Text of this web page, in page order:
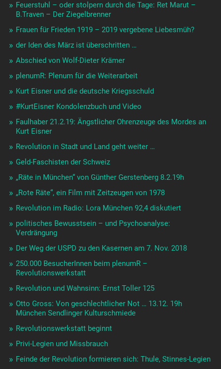
Feuerstuhl – oder stolpern durch die Tage: Ret Marut –
B.Traven – Der Ziegelbrenner
Frauen für Frieden 1919 – 2019 vergebene Liebesmüh?
der Iden des März ist überschritten …
Abschied von Wolf-Dieter Krämer
plenumR: Plenum für die Weiterarbeit
Kurt Eisner und die deutsche Kriegsschuld
#KurtEisner Kondolenzbuch und Video
Faulhaber 21.2.19: Ängstlicher Ohrenzeuge des Mordes an
Kurt Eisner
Revolution in Stadt und Land geht weiter …
Geld-Faschisten der Schweiz
„Räte in München“ von Günther Gerstenberg 8.2.19h
„Rote Räte“, ein Film mit Zeitzeugen von 1978
Revolution im Radio: Lora München 92,4 diskutiert
politisches Bewusstsein – und Psychoanalyse:
Verdrängung
Der Weg der USPD zu den Kasernen am 7. Nov. 2018
250.000 BesucherInnen beim plenumR –
Revolutionswerkstatt
Revolution und Wahnsinn: Ernst Toller 125
Otto Gross: Von geschlechtlicher Not … 13.12. 19h
München Sendlinger Kulturschmiede
Revolutionswerkstatt beginnt
Privi-Legien und Missbrauch
Feinde der Revolution formieren sich: Thule, Stinnes-Legien